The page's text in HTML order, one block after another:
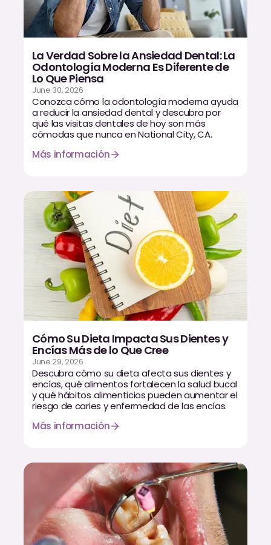
Dr. Christian Bastien
Dr. Marco Casco
Solicitar una Cita
La Verdad Sobre la Ansiedad Dental: La
Odontología Moderna Es Diferente de
Lo Que Piensa
June 30, 2026
Conozca cómo la odontología moderna ayuda
a reducir la ansiedad dental y descubra por
qué las visitas dentales de hoy son más
cómodas que nunca en National City, CA.
Más información
Cómo Su Dieta Impacta Sus Dientes y
Encías Más de lo Que Cree
June 29, 2026
Descubra cómo su dieta afecta sus dientes y
encías, qué alimentos fortalecen la salud bucal
y qué hábitos alimenticios pueden aumentar el
riesgo de caries y enfermedad de las encías.
Más información